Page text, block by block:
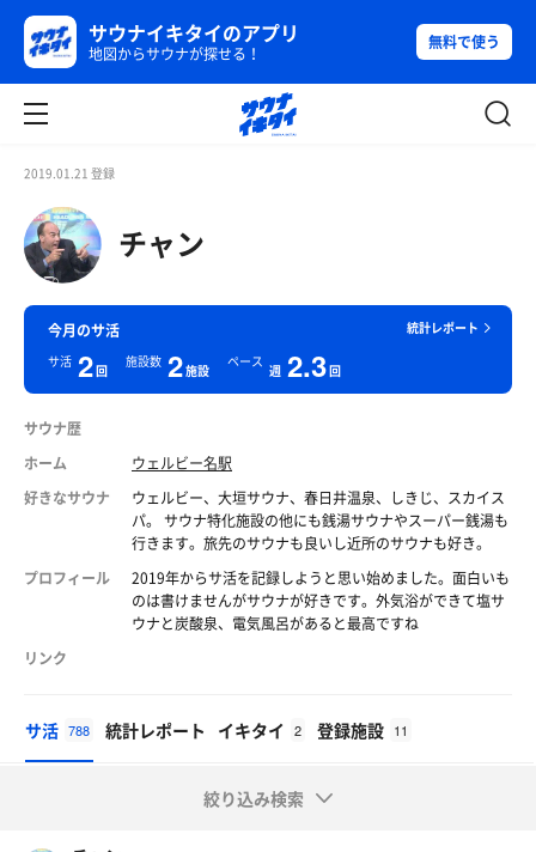
サウナイキタイのアプリ
地図からサウナが探せる！
無料で使う
2019.01.21 登録
チャン
統計レポート
今月のサ活
サ活 2回
施設数 2施設
ペース
週 2.3回
サウナ歴
ホーム
ウェルビー名駅
好きなサウナ
ウェルビー、大垣サウナ、春日井温泉、しきじ、スカイス
パ。 サウナ特化施設の他にも銭湯サウナやスーパー銭湯も
行きます。旅先のサウナも良いし近所のサウナも好き。
プロフィール
2019年からサ活を記録しようと思い始めました。面白いも
のは書けませんがサウナが好きです。外気浴ができて塩サ
ウナと炭酸泉、電気風呂があると最高ですね
リンク
サ活 788 統計レポート イキタイ 2 登録施設 11
絞り込み検索